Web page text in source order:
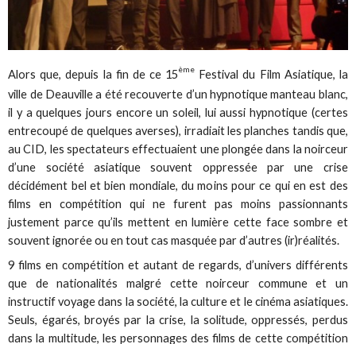
Alors que, depuis la fin de ce 15ème Festival du Film Asiatique, la
ville de Deauville a été recouverte d’un hypnotique manteau blanc,
il y a quelques jours encore un soleil, lui aussi hypnotique (certes
entrecoupé de quelques averses), irradiait les planches tandis que,
au CID, les spectateurs effectuaient une plongée dans la noirceur
d’une société asiatique souvent oppressée par une crise
décidément bel et bien mondiale, du moins pour ce qui en est des
films en compétition qui ne furent pas moins passionnants
justement parce qu’ils mettent en lumière cette face sombre et
souvent ignorée ou en tout cas masquée par d’autres (ir)réalités.
9 films en compétition et autant de regards, d’univers différents
que de nationalités malgré cette noirceur commune et un
instructif voyage dans la société, la culture et le cinéma asiatiques.
Seuls, égarés, broyés par la crise, la solitude, oppressés, perdus
dans la multitude, les personnages des films de cette compétition